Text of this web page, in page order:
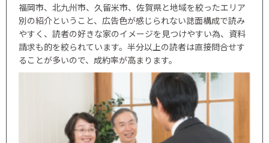
福岡市、北九州市、久留米市、佐賀県と地域を絞ったエリア
別の紹介ということ、広告色が感じられない誌面構成で読み
やすく、読者の好きな家のイメージを見つけやすい為、資料
請求も的を絞られています。半分以上の読者は直接問合せす
ることが多いので、成約率が高まります。